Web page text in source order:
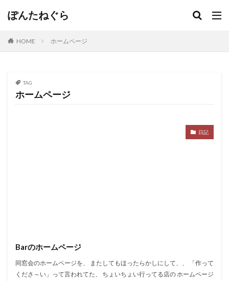
ぽんたねぐら
HOME ホームページ
TAG
ホームページ
日記
Barのホームページ
同窓会のホームページを、 またしてもほったらかしにして、、 「作って
くださ～い」って言われてた、 ちょいちょい行ってる店の ホームページ